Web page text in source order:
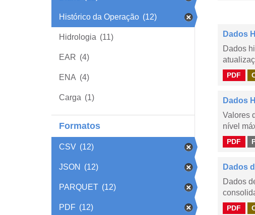
Histórico da Operação (12)
Hidrologia (11)
EAR (4)
ENA (4)
Carga (1)
Formatos
CSV (12)
JSON (12)
PARQUET (12)
PDF (12)
Dados
Dados
PDF
Dados
Valores
nível
PDF
Dados
Dados
PDF